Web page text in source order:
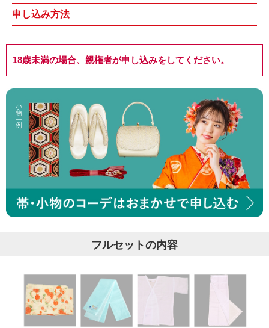
申し込み方法
18歳未満の場合、親権者が申し込みをしてください。
フルセットの内容